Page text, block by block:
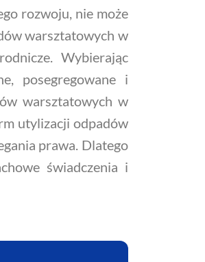
rozwoju, nie może
warsztatowych w
Wybierając
posegregowane i
warsztatowych w
utylizacji odpadów
prawa. Dlatego
świadczenia i